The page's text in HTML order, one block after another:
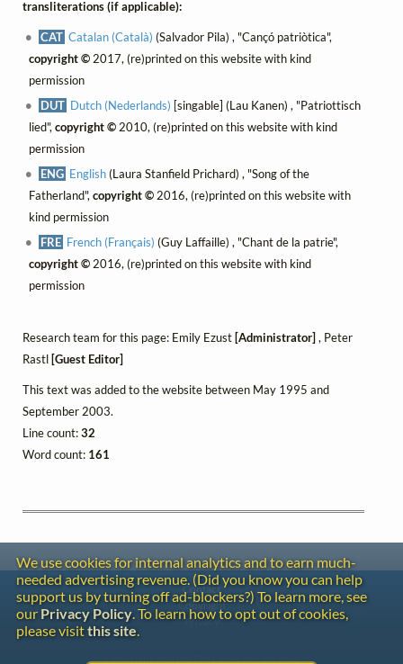
transliterations (if applicable):
CAT Catalan (Català) (Salvador Pila) , "Cançó patriòtica",
copyright ©2017, (re)printed on this website with kind
permission
DUT Dutch (Nederlands) [singable] (Lau Kanen) , "Patriottisch
lied", copyright ©2010, (re)printed on this website with kind
permission
ENG English(Laura Stanfield Prichard) , "Song of the
Fatherland", copyright ©2016, (re)printed on this website with
kind permission
FRE French (Français) (Guy Laffaille) , "Chant de la patrie",
copyright ©2016, (re)printed on this website with kind
permission
Research team for this page: Emily Ezust [Administrator] , Peter
Rastl [Guest Editor]
This text was added to the website between May 1995 and
September 2003.
Line count:32
Word count: 161
We use cookies for internal analytics and to earn much-
needed advertising revenue. (Did you know you can help
support us by turning off ad-blockers?) To learn more, see
our Privacy Policy. To learn how to opt out of cookies,
please visitthis site.
Contact
Copyright
Privacy
Copyright © 2026 The LiederNet Archive